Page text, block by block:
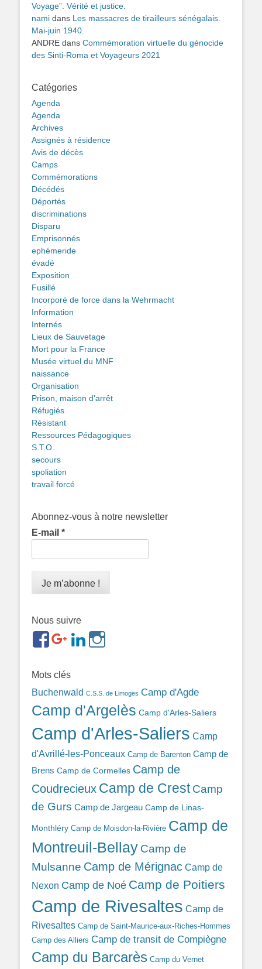
Voyage”. Vérité et justice.
nami dans Les massacres de tirailleurs sénégalais.
Mai-juin 1940.
ANDRE dans Commémoration virtuelle du génocide
des Sinti-Roma et Voyageurs 2021
Catégories
Agenda
Agenda
Archives
Assignés à résidence
Avis de décès
Camps
Commémorations
Décédés
Déportés
discriminations
Disparu
Emprisonnés
ephémeride
évadé
Exposition
Fusillé
Incorporé de force dans la Wehrmacht
Information
Internés
Lieux de Sauvetage
Mort pour la France
Musée virtuel du MNF
naissance
Organisation
Prison, maison d'arrêt
Réfugiés
Résistant
Ressources Pédagogiques
S.T.O.
secours
spoliation
travail forcé
Abonnez-vous à notre newsletter
E-mail *
Nous suivre
https://www.facebook.com/groups/
ref=br_rs
https://plus.google.com/b/
https://www.linkedin.com/in/gigi-
bonin-
Mots clés
Buchenwald C.S.S. de Limoges Camp d'Agde
Camp d'Argelès Camp d'Arles-Saliers
Camp d'Arles-Saliers Camp
d'Avrillé-les-Ponceaux Camp de Barenton Camp de
Brens Camp de Cormelles Camp de
Coudrecieux Camp de Crest Camp
de Gurs Camp de Jargeau Camp de Linas-
Monthléry Camp de Moisdon-la-Rivière Camp de
Montreuil-Bellay Camp de
Mulsanne Camp de Mérignac Camp de
Nexon Camp de Noé Camp de Poitiers
Camp de Rivesaltes Camp de
Rivesaltes Camp de Saint-Maurice-aux-Riches-Hommes
Camp des Alliers Camp de transit de Compiègne
Camp du Barcarès Camp du Vernet